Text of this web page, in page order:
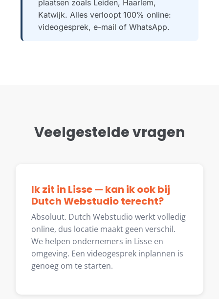
plaatsen zoals Leiden, Haarlem,
Katwijk. Alles verloopt 100% online:
videogesprek, e-mail of WhatsApp.
Veelgestelde vragen
Ik zit in Lisse — kan ik ook bij
Dutch Webstudio terecht?
Absoluut. Dutch Webstudio werkt volledig
online, dus locatie maakt geen verschil.
We helpen ondernemers in Lisse en
omgeving. Een videogesprek inplannen is
genoeg om te starten.